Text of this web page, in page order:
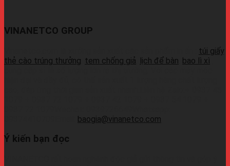
VINANETCO GROUP
túi giấy
thẻ cào trúng thưởng tem chống giả lịch để bàn bao lì xì
baogia@vinanetco.com
Ý kiến bạn đọc